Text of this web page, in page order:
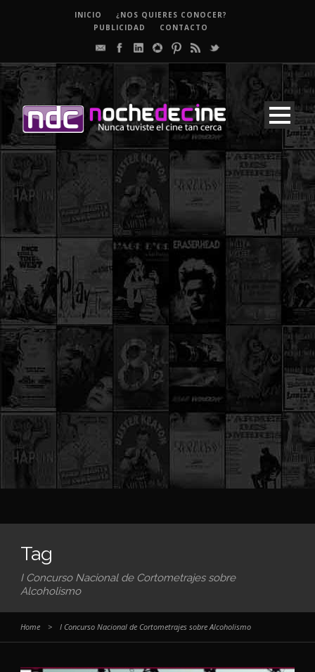
INICIO
¿NOS QUIERES CONOCER?
PUBLICIDAD
CONTACTO
Tag
I Concurso Nacional de Cortometrajes sobre
Alcoholismo
Home > I Concurso Nacional de Cortometrajes sobre Alcoholismo